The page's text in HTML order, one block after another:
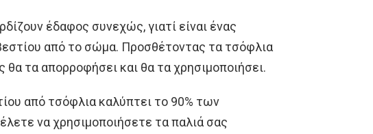
έδαφος συνεχώς, γιατί είναι ένας
από το σώμα. Προσθέτοντας τα τσόφλια
τα απορροφήσει και θα τα χρησιμοποιήσει.
από τσόφλια καλύπτει το 90% των
να χρησιμοποιήσετε τα παλιά σας